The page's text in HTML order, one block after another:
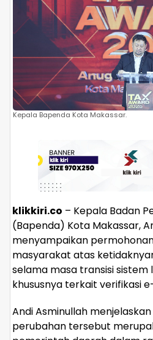
Kepala Bapenda Kota Makassar.
klikkiri.co – Kepala Badan
(Bapenda) Kota Makassar,
menyampaikan
masyarakat atas
selama masa transisi sistem
khususnya terkait verifikasi
Andi Asminullah
perubahan tersebut